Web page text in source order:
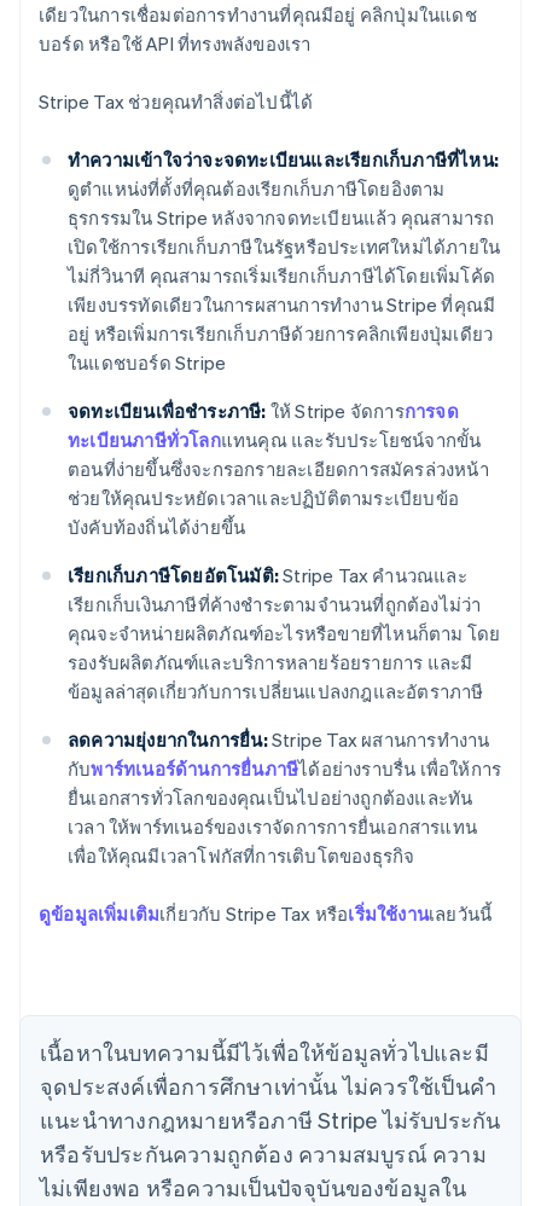
เดียวในการเชื่อมต่อการทำงานที่คุณมีอยู่ คลิกปุ่มในแดช
บอร์ด หรือใช้ API ที่ทรงพลังของเรา
Stripe Tax ช่วยคุณทำสิ่งต่อไปนี้ได้
ทำความเข้าใจว่าจะจดทะเบียนและเรียกเก็บภาษีที่ไหน:
ดูตำแหน่งที่ตั้งที่คุณต้องเรียกเก็บภาษีโดยอิงตาม
ธุรกรรมใน Stripe หลังจากจดทะเบียนแล้ว คุณสามารถ
เปิดใช้การเรียกเก็บภาษีในรัฐหรือประเทศใหม่ได้ภายใน
ไม่กี่วินาที คุณสามารถเริ่มเรียกเก็บภาษีได้โดยเพิ่มโค้ด
เพียงบรรทัดเดียวในการผสานการทำงาน Stripe ที่คุณมี
อยู่ หรือเพิ่มการเรียกเก็บภาษีด้วยการคลิกเพียงปุ่มเดียว
ในแดชบอร์ด Stripe
จดทะเบียนเพื่อชำระภาษี: ให้ Stripe จัดการการจด
ทะเบียนภาษีทั่วโลกแทนคุณ และรับประโยชน์จากขั้น
ตอนที่ง่ายขึ้นซึ่งจะกรอกรายละเอียดการสมัครล่วงหน้า
ช่วยให้คุณประหยัดเวลาและปฏิบัติตามระเบียบข้อ
บังคับท้องถิ่นได้ง่ายขึ้น
เรียกเก็บภาษีโดยอัตโนมัติ:Stripe Tax คำนวณและ
เรียกเก็บเงินภาษีที่ค้างชำระตามจำนวนที่ถูกต้องไม่ว่า
คุณจะจำหน่ายผลิตภัณฑ์อะไรหรือขายที่ไหนก็ตาม โดย
รองรับผลิตภัณฑ์และบริการหลายร้อยรายการ และมี
ข้อมูลล่าสุดเกี่ยวกับการเปลี่ยนแปลงกฎและอัตราภาษี
ลดความยุ่งยากในการยื่น:Stripe Tax ผสานการทำงาน
กับพาร์ทเนอร์ด้านการยื่นภาษีได้อย่างราบรื่น เพื่อให้การ
ยื่นเอกสารทั่วโลกของคุณเป็นไปอย่างถูกต้องและทัน
เวลา ให้พาร์ทเนอร์ของเราจัดการการยื่นเอกสารแทน
เพื่อให้คุณมีเวลาโฟกัสที่การเติบโตของธุรกิจ
ดูข้อมูลเพิ่มเติมเกี่ยวกับ Stripe Tax หรือเริ่มใช้งานเลยวันนี้
เนื้อหาในบทความนี้มีไว้เพื่อให้ข้อมูลทั่วไปและมี
จุดประสงค์เพื่อการศึกษาเท่านั้น ไม่ควรใช้เป็นคํา
แนะนําทางกฎหมายหรือภาษี Stripe ไม่รับประกัน
หรือรับประกันความถูกต้อง ความสมบูรณ์ ความ
ไม่เพียงพอ หรือความเป็นปัจจุบันของข้อมูลใน
English 简体中文
แคนาดา
English Français
โครเอเชีย
EnglishItaliano
จีนแผ่นดินใหญ่
简体中文English